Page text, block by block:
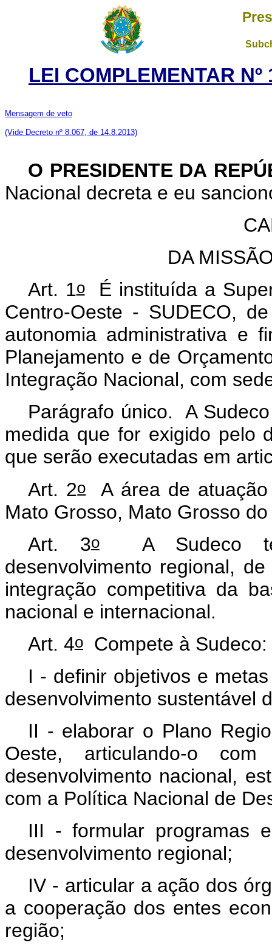
LEI COMPLEMENTAR
Mensagem de veto
(Vide Decreto nº 8.067, de 14.8.2013)
O PRESIDENTE DA
Nacional decreta e eu
DA
Art. 1oÉ instituída a
Centro-Oeste - SUDECO,
autonomia administrativa e
Planejamento e de
Integração Nacional, com
Parágrafo único. A
medida que for exigido pelo
que serão executadas em
Art. 2oA área de atuação
Mato Grosso, Mato Grosso
Art. 3oA Sudeco
desenvolvimento regional,
integração competitiva da
nacional e internacional.
Art. 4oCompete à Sudeco:
I - definir objetivos e
desenvolvimento sustentável
II - elaborar o Plano
Oeste, articulando-o
desenvolvimento nacional,
com a Política Nacional de
III - formular programas
desenvolvimento regional;
IV - articular a ação dos
a cooperação dos entes
região;